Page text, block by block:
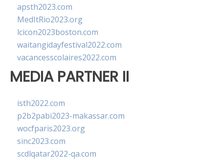
apsth2023.com
MedItRio2023.org
lcicon2023boston.com
waitangidayfestival2022.com
vacancesscolaires2022.com
MEDIA PARTNER II
isth2022.com
p2b2pabi2023-makassar.com
wocfparis2023.org
sinc2023.com
scdlqatar2022-qa.com